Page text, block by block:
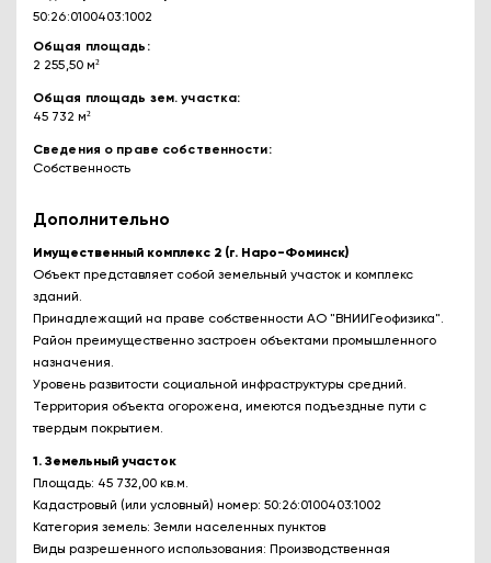
50:26:0100403:1002
Общая площадь
2 255,50 м²
Общая площадь зем. участка
45 732 м²
Сведения о праве собственности
Собственность
Дополнительно
Имущественный комплекс 2 (г. Наро-Фоминск)
Объект представляет собой земельный участок и комплекс
зданий.
Принадлежащий на праве собственности АО "ВНИИГеофизика".
Район преимущественно застроен объектами промышленного
назначения.
Уровень развитости социальной инфраструктуры средний.
Территория объекта огорожена, имеются подъездные пути с
твердым покрытием.
1. Земельный участок
Площадь: 45 732,00 кв.м.
Кадастровый (или условный) номер: 50:26:0100403:1002
Категория земель: Земли населенных пунктов
Виды разрешенного использования: Производственная